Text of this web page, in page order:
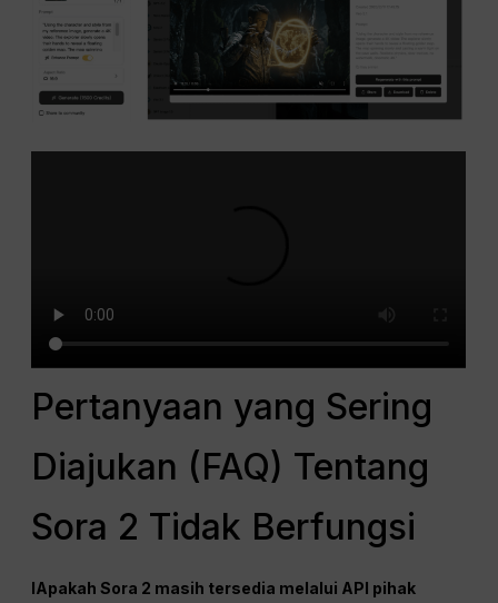
Pertanyaan yang Sering
Diajukan (FAQ) Tentang
Sora 2 Tidak Berfungsi
IApakah Sora 2 masih tersedia melalui API pihak